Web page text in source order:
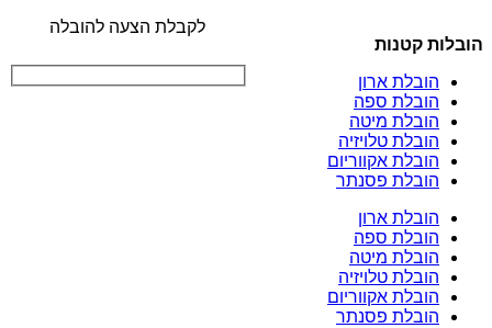
הובלות קטנות
הובלת ארון
הובלת ספה
הובלת מיטה
הובלת טלויזיה
הובלת אקווריום
הובלת פסנתר
הובלת ארון
הובלת ספה
הובלת מיטה
הובלת טלויזיה
הובלת אקווריום
הובלת פסנתר
לקבלת הצעה להובלה